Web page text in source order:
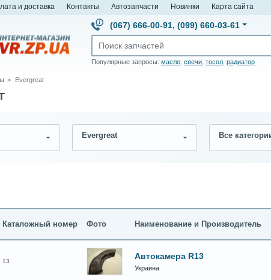
и доставка Контакты Автозапчасти Новинки Карта сайта
(067) 666-00-91, (099) 660-03-61
Популярные запросы: масло свечи тосол радиатор
Evergreat
Evergreat Все
Каталожный номер Фото Наименование и Производитель
13
Автокамера R13
Украина